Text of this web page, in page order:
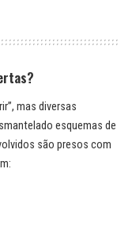
mas diversas
esquemas de
são presos com